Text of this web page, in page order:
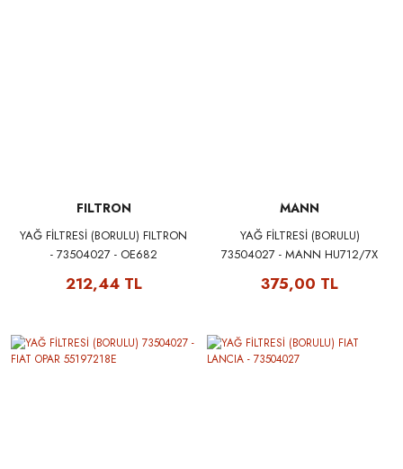
FILTRON
YAĞ FİLTRESİ (BORULU) FILTRON
- 73504027 - OE682
212,44 TL
MANN
YAĞ FİLTRESİ (BORULU)
73504027 - MANN HU712/7X
375,00 TL